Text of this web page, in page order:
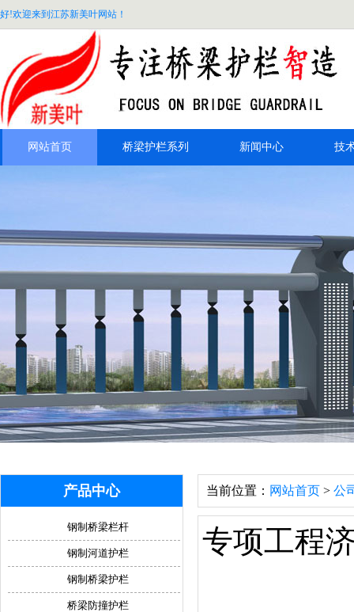
好!欢迎来到江苏新美叶网站！
网站首页 桥梁护栏系列 新闻中心 技
当前位置： 网站首页 > 公
专项工程
产品中心
钢制桥梁栏杆
钢制河道护栏
钢制桥梁护栏
桥梁防撞护栏